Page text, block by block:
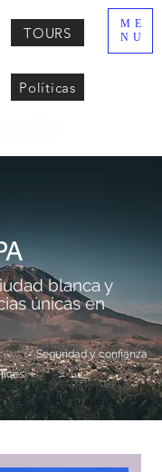
TOURS
Políticas
ME
NU
blanca y
únicas en
✅ Seguridad y confianza